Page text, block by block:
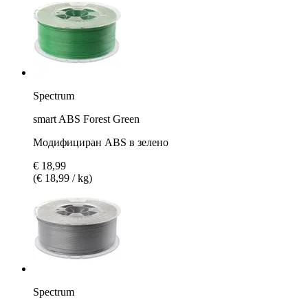
Spectrum
smart ABS Forest Green
Модифициран ABS в зелено
€ 18,99
(€ 18,99 / kg)
Spectrum